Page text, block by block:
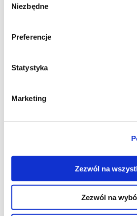
zgody
Niezbędne
Preferencje
Statystyka
Marketing
Zezwól na
Zezwól na
kawałkami łososia i
Smacznego!